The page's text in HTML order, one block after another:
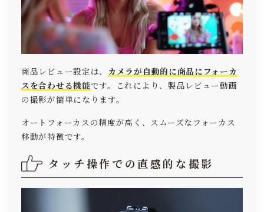
商品レビュー設定は、 カメラが自動的に商品にフォーカ
スを合わせる機能です。これにより、製品レビュー動画
の撮影が簡単になります。
オートフォーカスの精度が高く、スムーズなフォーカス
移動が特徴です。
タッチ操作での直感的な撮影